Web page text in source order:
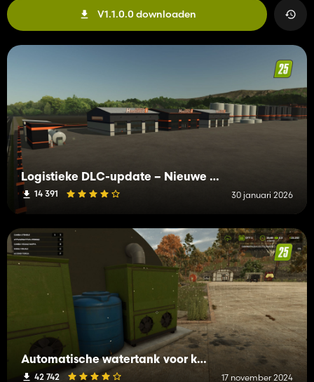
V1.1.0.0 downloaden
Logistieke DLC-update – Nieuwe gebouwen en functies voor Farming Simulator 25
14 391 30 januari 2026
Automatische watertank voor kassen en dieren
42 742 17 november 2024